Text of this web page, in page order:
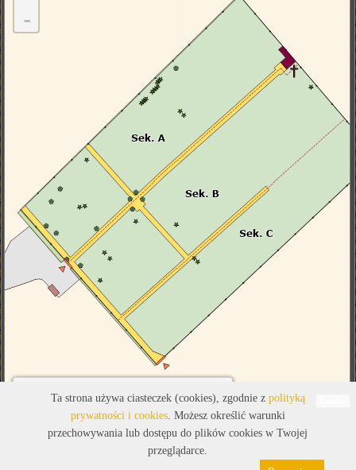
-
Ta strona używa ciasteczek (cookies), zgodnie z polityką
prywatności i cookies. Możesz określić warunki
przechowywania lub dostępu do plików cookies w Twojej
przeglądarce.